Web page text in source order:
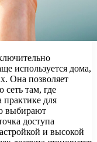
используется дома,
Она позволяет
сеть там, где
практике для
выбирают
доступа
и высокой